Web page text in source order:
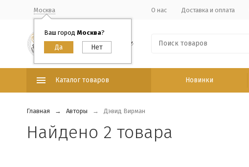
Москва
Ваш город Москва?
О нас Доставка и оплата
Каталог товаров Новинки
Главная Авторы Дэвид Вирман
Найдено 2 товара